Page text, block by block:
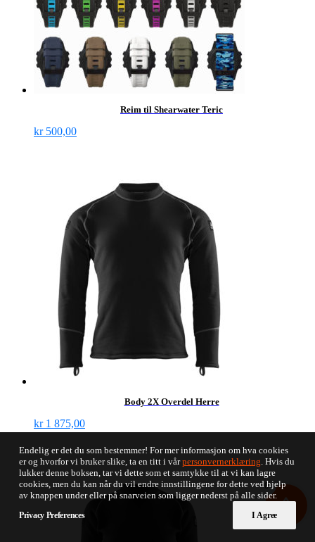
Reim til Shearwater Teric
kr500,00
Body 2X Overdel Herre
kr1 875,00
Endelig er det du som bestemmer! For mer informasjon om hva cookies
er og hvorfor vi bruker slike, ta en titt i vårpersonvernerklæring. Hvis du
lukker denne boksen, tar vi dette som et samtykke til at vi kan lagre
cookies, men du kan når du vil endre innstillingene for dette ved hjelp
av knappen under eller på snarveien som ligger nederst på alle sider.
Privacy Preferences I Agree
0